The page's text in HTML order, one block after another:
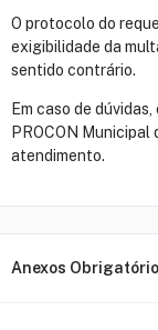
O protocolo do
exigibilidade da
sentido contrário.
Em caso de
PROCON
atendimento.
Anexos